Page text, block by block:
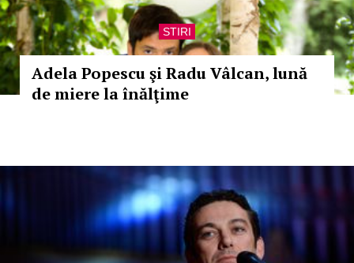
STIRI
Adela Popescu şi Radu Vâlcan, lună
de miere la înălţime